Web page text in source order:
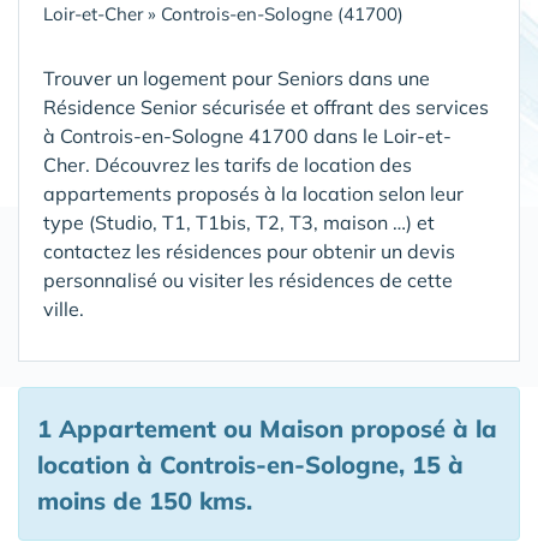
Loir-et-Cher» Controis-en-Sologne (41700)
Trouver un logement pour Seniors dans une
Résidence Senior sécurisée et offrant des services
à Controis-en-Sologne 41700 dans le Loir-et-
Cher. Découvrez les tarifs de location des
appartements proposés à la location selon leur
type (Studio, T1, T1bis, T2, T3, maison …) et
contactez les résidences pour obtenir un devis
personnalisé ou visiter les résidences de cette
ville.
1 Appartement ou Maison proposé à la
location à Controis-en-Sologne, 15 à
moins de 150 kms.